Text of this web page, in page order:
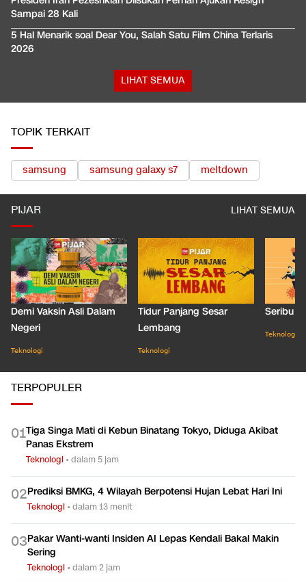
Sampai 28 Kali
5 Hal Menarik soal Dear You, Salah Satu Film China Terlaris
2026
LIHAT SEMUA
TOPIK TERKAIT
samsung samsung galaxy s7 meltdown
PIJAR LIHAT SEMUA
Demi Vaksin Asli Dalam
Negeri
Teknologi
Tidur Panjang Sesar
Lembang
Teknologi
Seribu
Teknologi
TERPOPULER
01Tiga Singa Mati di Kebun Binatang Tokyo, Diduga Akibat
Panas Ekstrem
Teknologi •dalam 5 jam
02Prediksi BMKG, 4 Wilayah Berpotensi Hujan Lebat Hari Ini
Teknologi •dalam 13 menit
03Pakar Wanti-wanti Insiden AI Lepas Kendali Bakal Makin
Sering
Teknologi •dalam 2 jam